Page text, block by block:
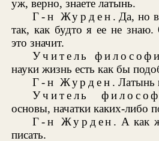
уж, верно, знаете латынь.
Г-н Журден . Да, но
так, как будто я ее не
это значит.
Учитель
науки жизнь есть как бы
Г-н Журден . Латынь
Учитель
основы, начатки каких-либо
Г-н Журден . А как
писать.